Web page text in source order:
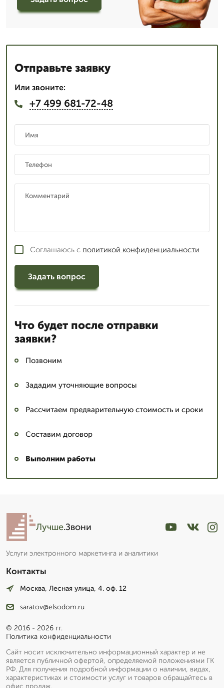
Отправьте заявку
Или звоните:
+7 499 681-72-48
Соглашаюсь с политикой конфиденциальности
Задать вопрос
Что будет после отправки
заявки?
Позвоним
Зададим уточняющие вопросы
Рассчитаем предварительную стоимость и сроки
Составим договор
Выполним работы
Лучше.Звони
Услуги электронного маркетинга и аналитики
Контакты
Москва, Лесная улица, 4. оф. 12
saratov@elsodom.ru
© 2016 - 2026 гг.
Политика конфиденциальности
Сайт носит исключительно информационный характер и не
является публичной офертой, определяемой положениями ГК
РФ. Для получения подробной информации о наличии, видах,
характеристиках и стоимости услуг и товаров обращайтесь в
офис продаж.